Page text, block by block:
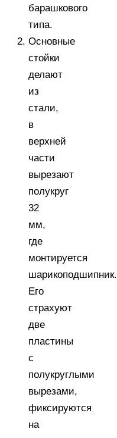
барашкового
типа.
Основные
стойки
делают
из
стали,
в
верхней
части
вырезают
полукруг
32
мм,
где
монтируется
шарикоподшипник.
Его
страхуют
две
пластины
с
полукруглыми
вырезами,
фиксируются
на